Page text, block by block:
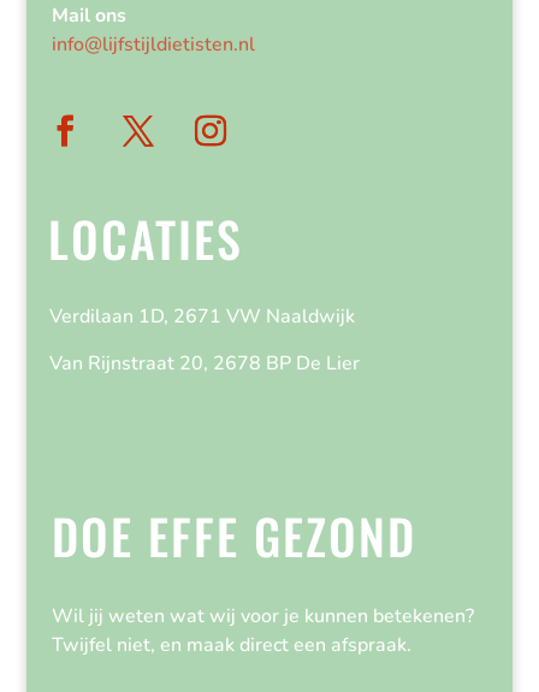
Mail ons
info@lijfstijldietisten.nl
LOCATIES
Verdilaan 1D, 2671 VW Naaldwijk
Van Rijnstraat 20, 2678 BP De Lier
DOE EFFE GEZOND
Wil jij weten wat wij voor je kunnen betekenen?
Twijfel niet, en maak direct een afspraak.